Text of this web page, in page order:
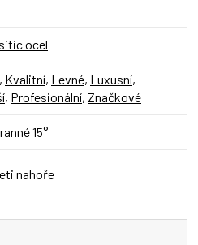
ocel
, Kvalitní, Levné, Luxusní,
, Profesionální, Značkové
15°
nahoře